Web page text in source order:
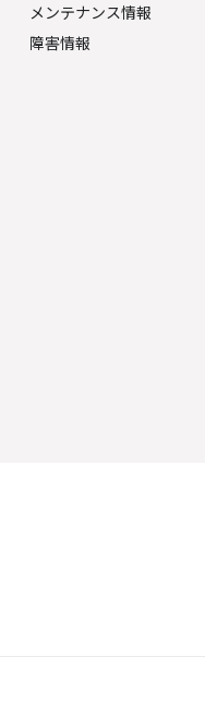
メンテナンス情報
障害情報